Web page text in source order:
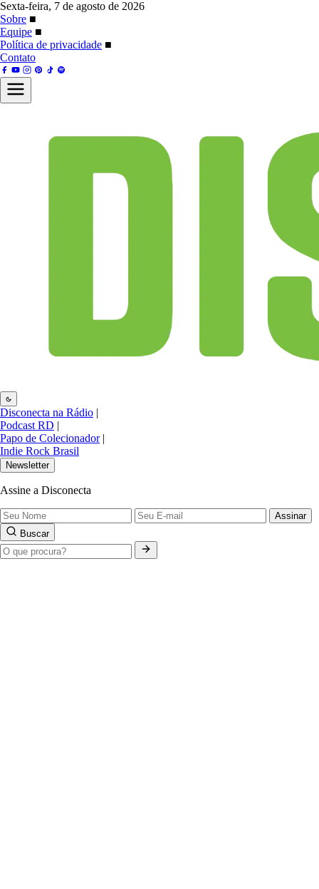
Sexta-feira, 7 de agosto de 2026
Sobre ■
Equipe ■
Política de privacidade ■
Contato
Disconecta na Rádio |
Podcast RD |
Papo de Colecionador |
Indie Rock Brasil
Newsletter
Assine a Disconecta
Assinar
Buscar